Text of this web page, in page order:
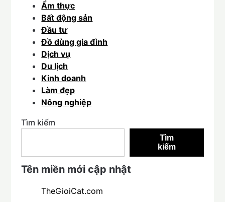
Ẩm thực
Bất động sản
Đầu tư
Đồ dùng gia đình
Dịch vụ
Du lịch
Kinh doanh
Làm đẹp
Nông nghiệp
Tìm kiếm
Tìm
kiếm
Tên miền mới cập nhật
TheGioiCat.com